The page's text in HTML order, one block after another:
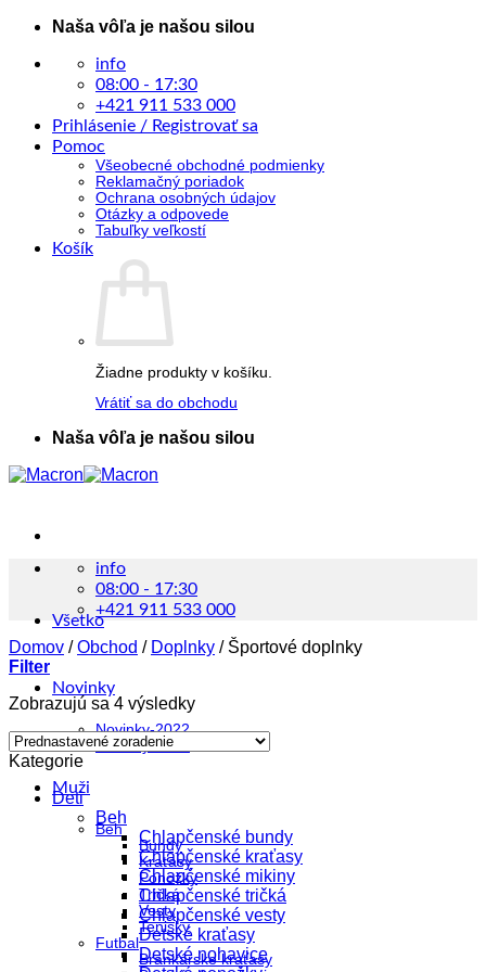
Skip
content
Naša vôľa je našou silou
info
08:00 - 17:30
+421 911 533 000
Prihlásenie / Registrovať sa
Pomoc
Všeobecné obchodné podmienky
Reklamačný poriadok
Ochrana osobných údajov
Otázky a odpovede
Tabuľky veľkostí
Košík
Žiadne produkty v košíku.
Vrátiť sa do obchodu
Naša vôľa je našou silou
Všetko
Novinky
Novinky-2022
Novinky-2023
Muži
Beh
Bundy
Kraťasy
Ponožky
Tričká
Vesty
Tenisky
Futbal
Brankárske kraťasy
info
08:00 - 17:30
+421 911 533 000
Domov / Obchod / Doplnky /Športové doplnky
Filter
Zobrazujú sa 4 výsledky
Kategorie
Deti
Beh
Chlapčenské bundy
Chlapčenské kraťasy
Chlapčenské mikiny
Chlapčenské tričká
Chlapčenské vesty
Detské kraťasy
Detské nohavice